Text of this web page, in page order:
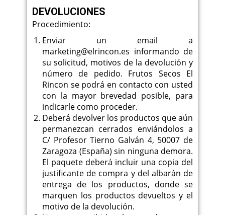
DEVOLUCIONES
Procedimiento:
Enviar un email a
marketing@elrincon.es informando de
su solicitud, motivos de la devolución y
número de pedido. Frutos Secos El
Rincon se podrá en contacto con usted
con la mayor brevedad posible, para
indicarle como proceder.
Deberá devolver los productos que aún
permanezcan cerrados enviándolos a
C/ Profesor Tierno Galván 4, 50007 de
Zaragoza (España) sin ninguna demora.
El paquete deberá incluir una copia del
justificante de compra y del albarán de
entrega de los productos, donde se
marquen los productos devueltos y el
motivo de la devolución.